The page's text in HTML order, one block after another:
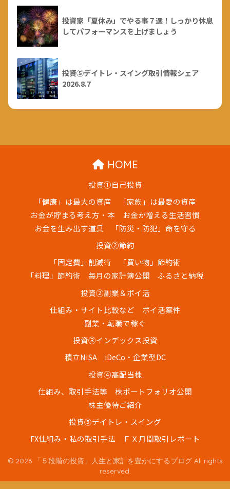
投資家「夏休み」でやる事７選！しっかり休息
してパフォーマンスを上げましょう
投資⑤デイトレ・スイング取引情報シェア
2026.8.7
HOME
投資①自己投資
「健康」は最大の資産
「家族」は最愛の資産
お金が貯まる考え方・本
お金が増える生活習慣
お金を生み出す道具
「防災・防犯」命を守る
投資②節約
「固定費」削減術
「買い物」節約術
「料理」節約術
毎月の家計簿公開
ふるさと納税
投資②副業＆ポイ活
仕組み・サイト比較など
ポイ活案件
副業・転職で稼ぐ
投資③インデックス投資
積立NISA
iDeCo・企業型DC
投資④高配当株
仕組み、取引手法等
株ポートフォリオ公開
株主優待ご紹介
投資⑤デイトレ・スイング
FX仕組み・私の取引手法
ＦＸ月間取引レポート
© 2026 「５段階の投資」人生と家計を豊かにするブログ All rights
reserved.